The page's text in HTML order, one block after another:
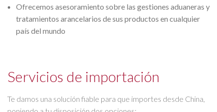
Ofrecemos asesoramiento sobre las gestiones aduaneras y
tratamientos arancelarios de sus productos en cualquier
país del mundo
Servicios de importación
Te damos una solución fiable para que importes desde China,